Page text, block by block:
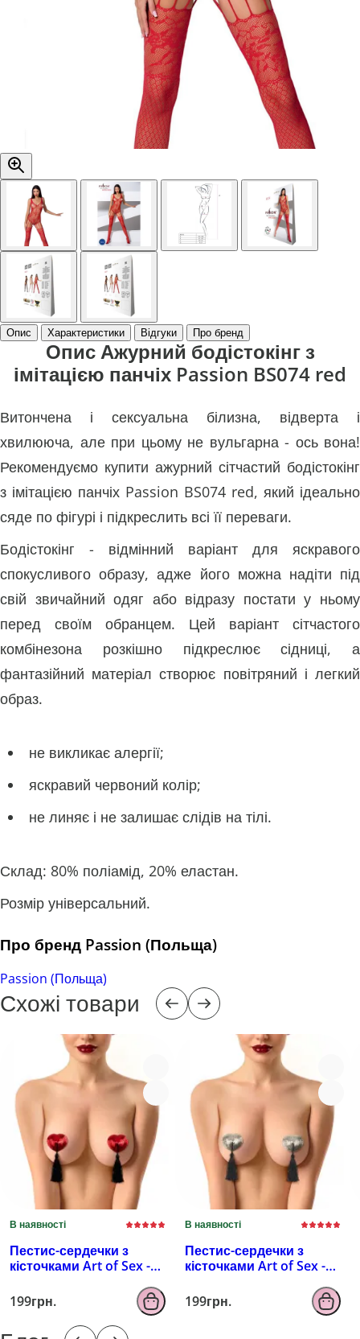
Опис Характеристики Відгуки Про бренд
Опис Ажурний бодістокінг з
імітацією панчіх Passion BS074 red
Витончена і сексуальна білизна, відверта і
хвилююча, але при цьому не вульгарна - ось вона!
Рекомендуємо купити ажурний сітчастий бодістокінг
з імітацією панчіх Passion BS074 red, який ідеально
сяде по фігурі і підкреслить всі її переваги.
Бодістокінг - відмінний варіант для яскравого
спокусливого образу, адже його можна надіти під
свій звичайний одяг або відразу постати у ньому
перед своїм обранцем. Цей варіант сітчастого
комбінезона розкішно підкреслює сідниці, а
фантазійний матеріал створює повітряний і легкий
образ.
не викликає алергії;
яскравий червоний колір;
не линяє і не залишає слідів на тілі.
Склад: 80% поліамід, 20% еластан.
Розмір універсальний.
Про бренд Passion (Польща)
Passion (Польща)
Схожі товари
В наявності
Пестис-сердечки з
кісточками Art of Sex -
червоний
199грн.
В наявності
Пестис-сердечки з
кісточками Art of Sex -
серебро
199грн.